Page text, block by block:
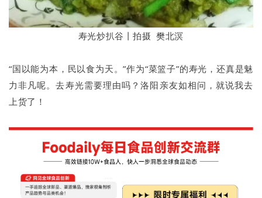
寿光炒扒谷丨拍摄 樊北溟
“国以能为本，民以食为天。”作为“菜篮子”的寿光，还真是魅
力非凡呢。去寿光需要理由吗？洛阳亲友如相问，就说我去
上货了！